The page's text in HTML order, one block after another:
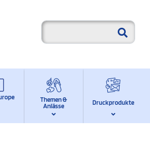
Themen &
Anlässe
Druckprodukte